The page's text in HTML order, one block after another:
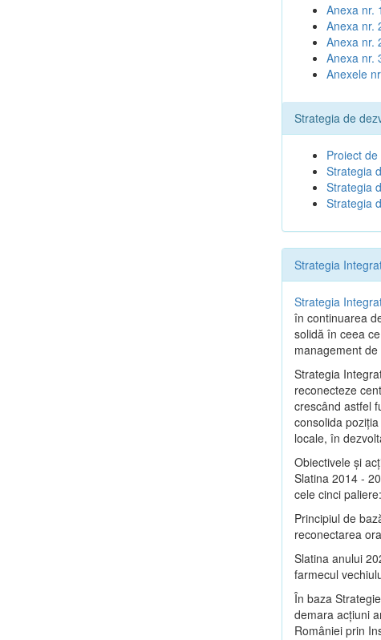
Anexa nr.
Anexa nr.
Anexa nr.
Anexa nr.
Anexele
Strategia de
Proiect
Strategia
Strategia
Strategia
Strategia
Strategia
în continuarea
solidă în ceea
management
Strategia
reconecteze
crescând astfel
consolida
locale, în
Obiectivele şi
Slatina 2014 -
cele cinci
Principiul de
reconectarea
Slatina anului
farmecul
În baza
demara acţiuni
României prin